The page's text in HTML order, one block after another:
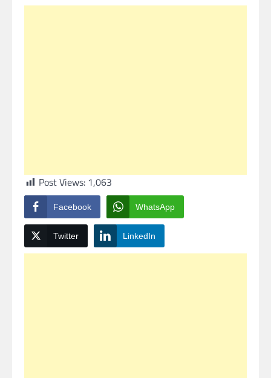
Post Views: 1,063
Facebook WhatsApp
Twitter LinkedIn